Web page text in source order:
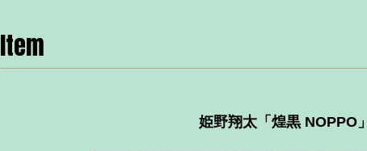
Item
姫野翔太「煌黒 NOPPO